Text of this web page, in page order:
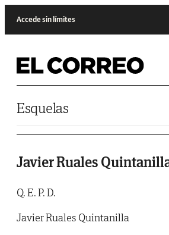
Accede sin límites
Esquelas
Javier Ruales
Q. E. P. D.
Javier Ruales Quintanilla